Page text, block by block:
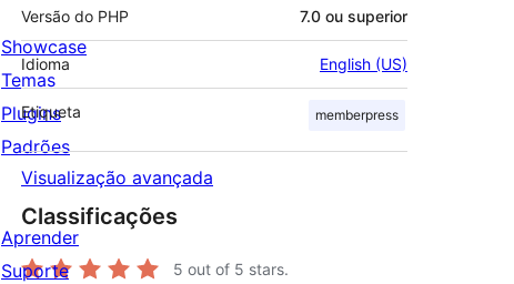
Versão do PHP 7.0 ou superior
Idioma English (US)
Etiqueta memberpress
Visualização avançada
Classificações
5 out of 5 stars.
Showcase
Temas
Plugins
Padrões
Aprender
Suporte